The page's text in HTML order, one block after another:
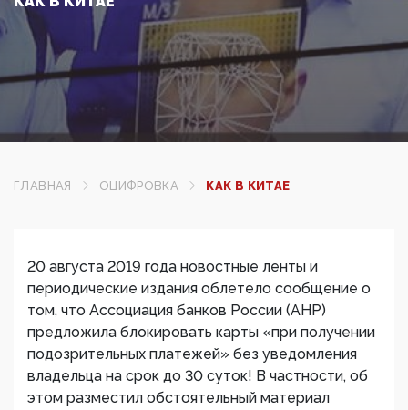
ГЛАВНАЯ ОЦИФРОВКА КАК В КИТАЕ
20 августа 2019 года новостные ленты и
периодические издания облетело сообщение о
том, что Ассоциация банков России (АНР)
предложила блокировать карты «при получении
подозрительных платежей» без уведомления
владельца на срок до 30 суток! В частности, об
этом разместил обстоятельный материал